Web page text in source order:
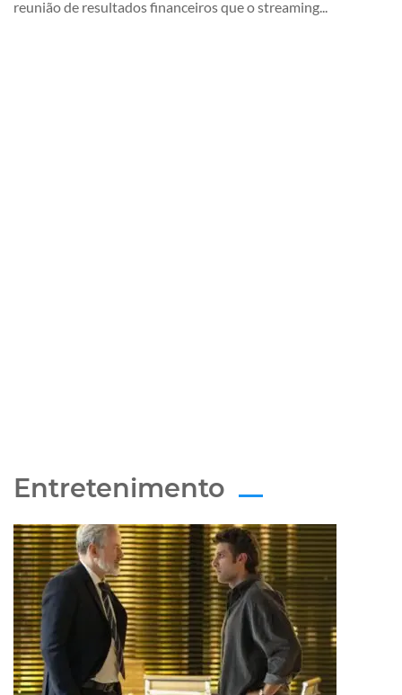
reunião de resultados financeiros que o streaming...
Entretenimento